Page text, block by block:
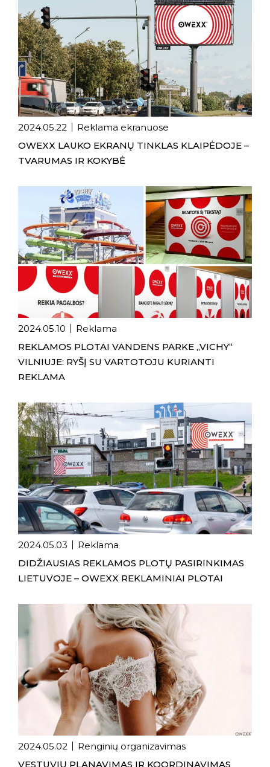
2024.05.22
Reklama ekranuose
OWEXX LAUKO EKRANŲ TINKLAS KLAIPĖDOJE –
TVARUMAS IR KOKYBĖ
2024.05.10
Reklama
REKLAMOS PLOTAI VANDENS PARKE „VICHY“
VILNIUJE: RYŠĮ SU VARTOTOJU KURIANTI
REKLAMA
2024.05.03
Reklama
DIDŽIAUSIAS REKLAMOS PLOTŲ PASIRINKIMAS
LIETUVOJE – OWEXX REKLAMINIAI PLOTAI
2024.05.02
Renginių organizavimas
VESTUVIŲ PLANAVIMAS IR KOORDINAVIMAS